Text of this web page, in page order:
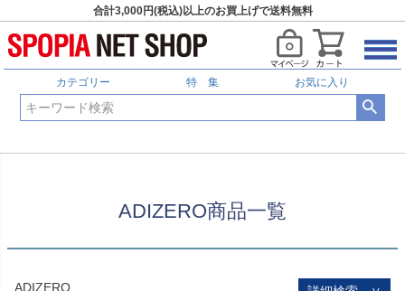
合計3,000円(税込)以上のお買上げで送料無料
カテゴリー 特 集 お気に入り
HOME ADIZERO商品一覧
ADIZERO商品一覧
ADIZERO
予約商品
予約商品のみを表示
並び順
新着順
登録順
キーワードヒット順
検索